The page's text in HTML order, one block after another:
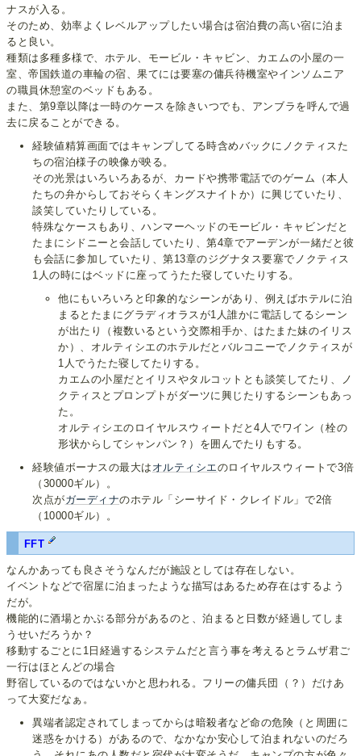
ナスが入る。
そのため、効率よくレベルアップしたい場合は宿泊費の高い宿に泊ま
ると良い。
種類は多種多様で、ホテル、モービル・キャビン、カエムの小屋の一
室、帝国鉄道の車輪の宿、果てには要塞の傭兵待機室やインソムニア
の職員休憩室のベッドもある。
また、第9章以降は一時のケースを除きいつでも、アンブラを呼んで過
去に戻ることができる。
経験値精算画面ではキャンプしてる時含めバックにノクティスた
ちの宿泊様子の映像が映る。
その光景はいろいろあるが、カードや携帯電話でのゲーム（本人
たちの弁からしておそらくキングスナイトか）に興じていたり、
談笑していたりしている。
特殊なケースもあり、ハンマーヘッドのモービル・キャビンだと
たまにシドニーと会話していたり、第4章でアーデンが一緒だと彼
も会話に参加していたり、第13章のジグナタス要塞でノクティス
1人の時にはベッドに座ってうたた寝していたりする。
他にもいろいろと印象的なシーンがあり、例えばホテルに泊
まるとたまにグラディオラスが1人誰かに電話してるシーン
が出たり（複数いるという交際相手か、はたまた妹のイリス
か）、オルティシエのホテルだとバルコニーでノクティスが
1人でうたた寝してたりする。
カエムの小屋だとイリスやタルコットとも談笑してたり、ノ
クティスとプロンプトがダーツに興じたりするシーンもあっ
た。
オルティシエのロイヤルスウィートだと4人でワイン（栓の
形状からしてシャンパン？）を囲んでたりもする。
経験値ボーナスの最大は オルティシエのロイヤルスウィートで3倍
（30000ギル）。
次点がガーディナのホテル「シーサイド・クレイドル」で2倍
（10000ギル）。
FFT
なんかあっても良さそうなんだが施設としては存在しない。
イベントなどで宿屋に泊まったような描写はあるため存在はするよう
だが。
機能的に酒場とかぶる部分があるのと、泊まると日数が経過してしま
うせいだろうか？
移動するごとに1日経過するシステムだと言う事を考えるとラムザ君ご
一行はほとんどの場合
野宿しているのではないかと思われる。フリーの傭兵団（？）だけあ
って大変だなぁ。
異端者認定されてしまってからは暗殺者など命の危険（と周囲に
迷惑をかける）があるので、なかなか安心して泊まれないのだろ